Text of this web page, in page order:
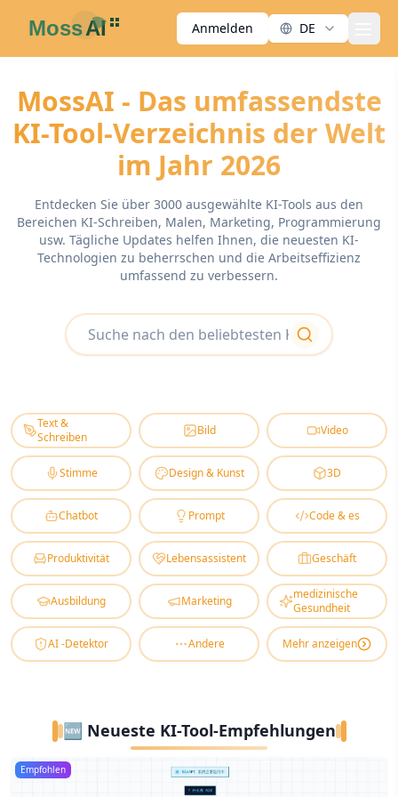
Anmelden DE
MossAI - Das umfassendste
KI-Tool-Verzeichnis der Welt
im Jahr 2026
Entdecken Sie über 3000 ausgewählte KI-Tools aus den
Bereichen KI-Schreiben, Malen, Marketing, Programmierung
usw. Tägliche Updates helfen Ihnen, die neuesten KI-
Technologien zu beherrschen und die Arbeitseffizienz
umfassend zu verbessern.
search
Text &
Schreiben
Bild Video
Stimme Design & Kunst 3D
Chatbot Prompt Code & es
Produktivität Lebensassistent Geschäft
Ausbildung Marketing
medizinische
Gesundheit
AI -Detektor Andere Mehr anzeigen
🆕 Neueste KI-Tool-Empfehlungen
Empfohlen